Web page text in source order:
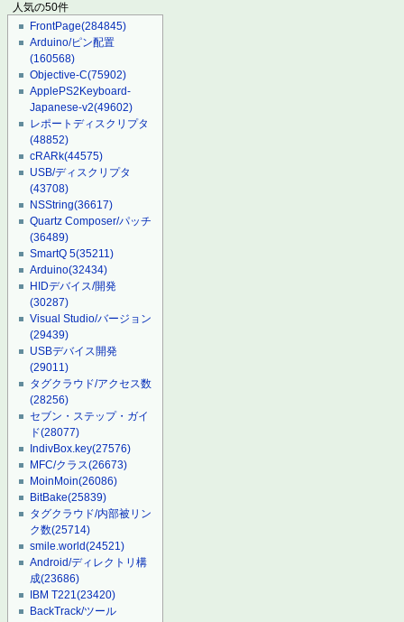
人気の50件
FrontPage(284845)
Arduino/ピン配置
(160568)
Objective-C(75902)
ApplePS2Keyboard-
Japanese-v2(49602)
レポートディスクリプタ
(48852)
cRARk(44575)
USB/ディスクリプタ
(43708)
NSString(36617)
Quartz Composer/パッチ
(36489)
SmartQ 5(35211)
Arduino(32434)
HIDデバイス/開発
(30287)
Visual Studio/バージョン
(29439)
USBデバイス開発
(29011)
タグクラウド/アクセス数
(28256)
セブン・ステップ・ガイ
ド(28077)
IndivBox.key(27576)
MFC/クラス(26673)
MoinMoin(26086)
BitBake(25839)
タグクラウド/内部被リン
ク数(25714)
smile.world(24521)
Android/ディレクトリ構
成(23686)
IBM T221(23420)
BackTrack/ツール